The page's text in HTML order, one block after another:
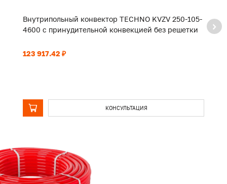
Внутрипольный конвектор TECHNO KVZV 250-105-
4600 с принудительной конвекцией без решетки
123 917.42 ₽
КОНСУЛЬТАЦИЯ